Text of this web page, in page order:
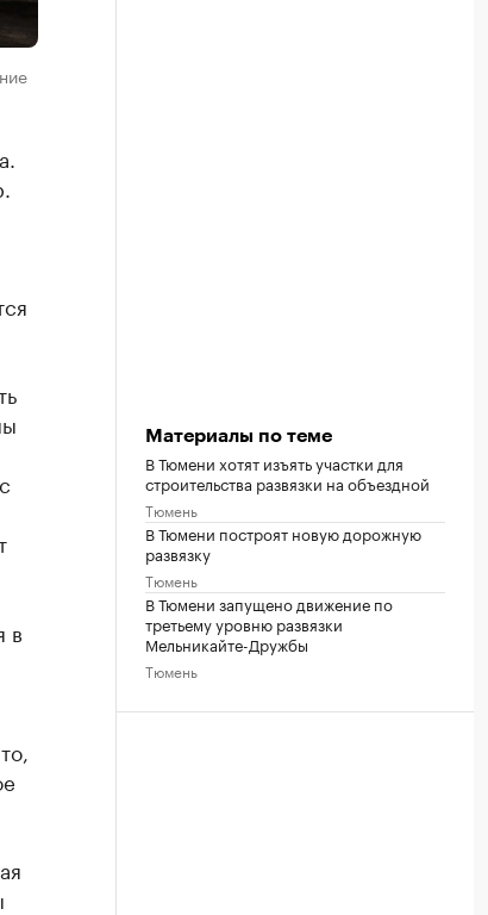
в
Материалы по теме
В Тюмени хотят изъять участки для
строительства развязки на объездной
Тюмень
В Тюмени построят новую дорожную
развязку
Тюмень
В Тюмени запущено движение по
третьему уровню развязки
Мельникайте-Дружбы
Тюмень